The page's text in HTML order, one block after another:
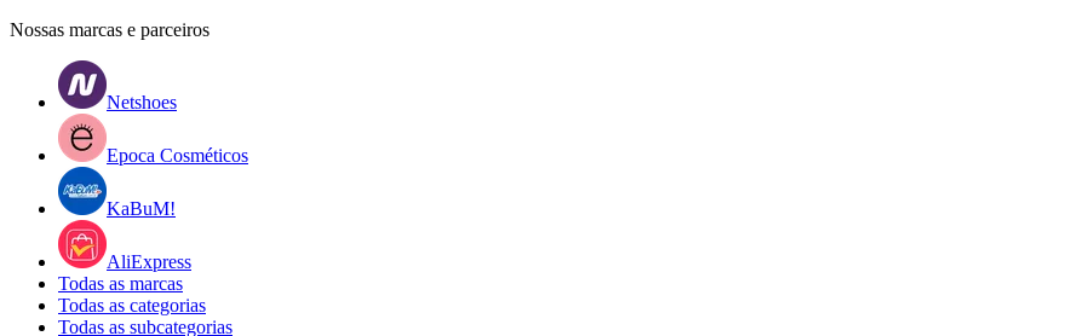
Nossas marcas e parceiros
Netshoes
Epoca Cosméticos
KaBuM!
AliExpress
Todas as marcas
Todas as categorias
Todas as subcategorias